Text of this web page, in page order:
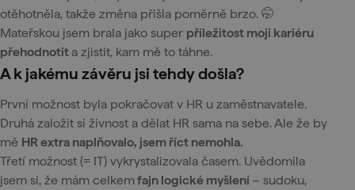
otěhotněla, takže změna přišla poměrně brzo. 🤭
Mateřskou jsem brala jako super příležitost moji kariéru
přehodnotit a zjistit, kam mě to táhne.
A k jakému závěru jsi tehdy došla?
První možnost byla pokračovat v HR u zaměstnavatele.
Druhá založit si živnost a dělat HR sama na sebe. Ale že by
mě HR extra naplňovalo, jsem říct nemohla.
Třetí možnost (= IT) vykrystalizovala časem. Uvědomila
jsem si, že mám celkemfajn logické myšlení – sudoku,